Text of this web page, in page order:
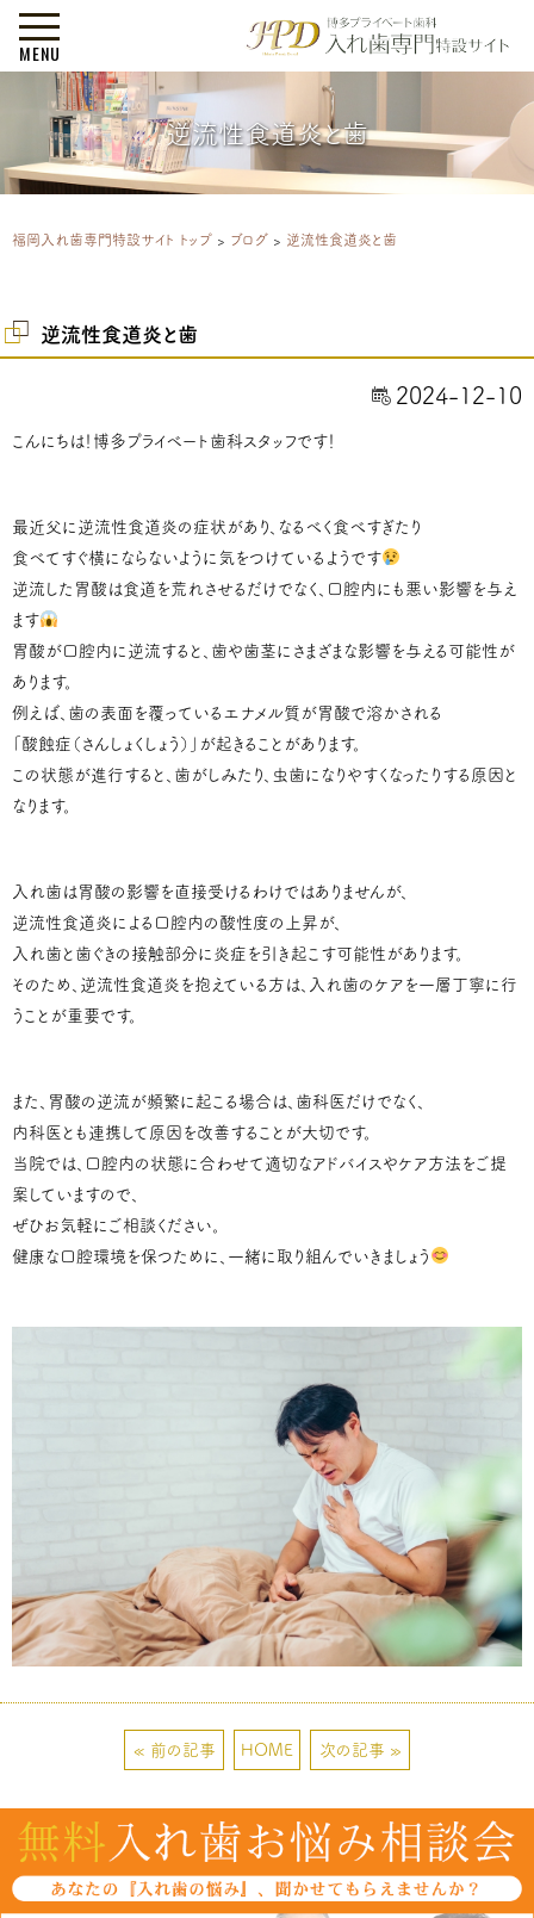
MENU
逆流性食道炎と歯
福岡入れ歯専門特設サイト トップ > ブログ > 逆流性食道炎と歯
逆流性食道炎と歯
2024-12-10
こんにちは！博多プライベート歯科スタッフです！
最近父に逆流性食道炎の症状があり、なるべく食べすぎたり
食べてすぐ横にならないように気をつけているようです
逆流した胃酸は食道を荒れさせるだけでなく、口腔内にも悪い影響を与え
ます
胃酸が口腔内に逆流すると、歯や歯茎にさまざまな影響を与える可能性が
あります。
例えば、歯の表面を覆っているエナメル質が胃酸で溶かされる
「酸蝕症（さんしょくしょう）」が起きることがあります。
この状態が進行すると、歯がしみたり、虫歯になりやすくなったりする原因と
なります。
入れ歯は胃酸の影響を直接受けるわけではありませんが、
逆流性食道炎による口腔内の酸性度の上昇が、
入れ歯と歯ぐきの接触部分に炎症を引き起こす可能性があります。
そのため、逆流性食道炎を抱えている方は、入れ歯のケアを一層丁寧に行
うことが重要です。
また、胃酸の逆流が頻繁に起こる場合は、歯科医だけでなく、
内科医とも連携して原因を改善することが大切です。
当院では、口腔内の状態に合わせて適切なアドバイスやケア方法をご提
案していますので、
ぜひお気軽にご相談ください。
健康な口腔環境を保つために、一緒に取り組んでいきましょう
« 前の記事 HOME 次の記事 »